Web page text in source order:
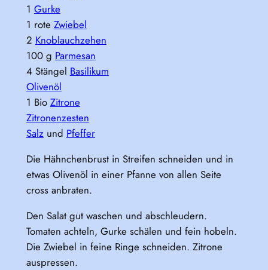
1 Gurke
1 rote Zwiebel
2 Knoblauchzehen
100 g Parmesan
4 Stängel Basilikum
Olivenöl
1 Bio Zitrone
Zitronenzesten
Salzund Pfeffer
Die Hähnchenbrust in Streifen schneiden und in
etwas Olivenöl in einer Pfanne von allen Seite
cross anbraten.
Den Salat gut waschen und abschleudern.
Tomaten achteln, Gurke schälen und fein hobeln.
Die Zwiebel in feine Ringe schneiden. Zitrone
auspressen.